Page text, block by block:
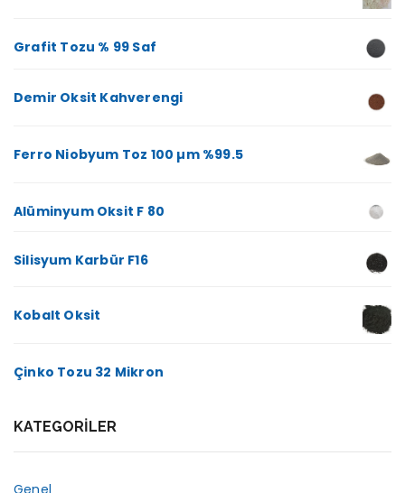
Grafit Tozu % 99 Saf
Demir Oksit Kahverengi
Ferro Niobyum Toz 100 µm %99.5
Alüminyum Oksit F 80
Silisyum Karbür F16
Kobalt Oksit
Çinko Tozu 32 Mikron
KATEGORILER
Genel